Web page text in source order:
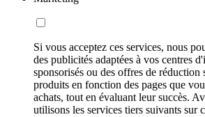
Si vous acceptez ces services, nous
des publicités adaptées à vos centres
sponsorisés ou des offres de réduction
produits en fonction des pages que
achats, tout en évaluant leur succès.
utilisons les services tiers suivants sur